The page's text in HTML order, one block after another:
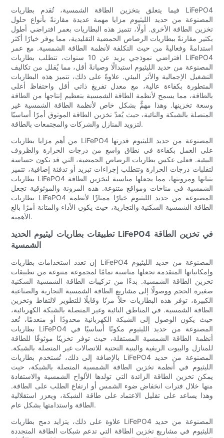
فيما يتعلق بتخزين الطاقة الشمسية، تُقدم بطاريات LiFePO4
المصنوعة من حديد الليثيوم مزايا مهمة عديدة مقارنةً بأنواع حلول
تخزين الطاقة الأخرى. أولًا، تتميز هذه البطاريات بعمر افتراضي أطول
بكثير مقارنةً ببطاريات الرصاص الحمضية التقليدية، مما يوفر خيارًا أكثر
استدامةً وفعاليةً من حيث التكلفة لأنظمة الطاقة الشمسية. مع عمر
افتراضي نموذجي يزيد عن 10 سنوات، تتطلب بطاريات LiFePO4
المصنوعة من حديد الليثيوم استبدالًا وصيانةً أقل، مما يُقلل من تكاليف
التشغيل الإجمالية والأثر البيئي. علاوةً على ذلك، تتميز هذه البطاريات
المتطورة بكفاءة عالية، مع معدل تفريغ ذاتي أقل واحتفاظ أعلى
بالطاقة، مما يسمح لأنظمة الطاقة الشمسية بتعظيم إنتاجها من الطاقة
وسعة تخزينها. وهذا مهمٌّ بشكل خاص لأنظمة الطاقة الشمسية غير
المتصلة بالشبكة والنائية، حيث يُعدّ تخزين الطاقة الموثوق أمرًا أساسيًا
لتزويد المنازل والشركات والمجتمعات بالطاقة.
من أهم مزايا بطاريات LiFePO4 المصنوعة من حديد الليثيوم قدرتها
على العمل بكفاءة في نطاق واسع من درجات الحرارة والظروف
البيئية. فعلى عكس بطاريات الرصاص الحمضية، التي قد تكون حساسة
لتقلبات درجات الحرارة وتتطلب إجراءات تبريد أو تدفئة إضافية، تتميز
بطاريات LiFePO4 بثباتها ومرونتها، مما يجعلها مناسبة لتخزين الطاقة
الشمسية في مناخات ومواقع متنوعة. هذه المرونة والموثوقية تجعل
بطاريات LiFePO4 المصنوعة من حديد الليثيوم خيارًا ممتازًا لأنظمة
الطاقة الشمسية السكنية والتجارية، حيث يكون الأداء والمتانة أمرًا بالغ
الأهمية.
تطبيقات بطاريات ليثيوم الحديد LiFePO4 في تخزين الطاقة
الشمسية
إن تعدد استخدامات بطاريات LiFePO4 المصنوعة من حديد الليثيوم
وإمكانياتها المتقدمة تجعلها مناسبة تمامًا لمجموعة متنوعة من تطبيقات
تخزين الطاقة الشمسية. بدءًا من تركيبات الطاقة الشمسية السكنية
صغيرة الحجم ووصولًا إلى مشاريع الطاقة الشمسية التجارية والصناعية
الكبيرة، توفر هذه البطاريات حلاً مرنًا وقابلًا للتطوير لالتقاط وتخزين
الطاقة الشمسية. في المناطق النائية وغير المتصلة بالشبكة الكهربائية،
حيث يكون الوصول إلى الشبكة الكهربائية محدودًا أو منعدمًا، تُعد
بطاريات LiFePO4 المصنوعة من حديد الليثيوم مكونًا أساسيًا في
أنظمة الطاقة الشمسية المستقلة، حيث توفر تخزينًا موثوقًا للطاقة
للمنازل والبيوت الريفية والبنية التحتية للاتصالات غير المتصلة بالشبكة.
بالإضافة إلى ذلك، تُستخدم بطاريات LiFePO4 المصنوعة من حديد
الليثيوم في أنظمة تخزين الطاقة الشمسية المتصلة بالشبكة، حيث
يمكن تخزين الطاقة الزائدة التي تولدها الألواح الشمسية والاستفادة
منها خلال فترات انخفاض ضوء الشمس أو ارتفاع الطلب على الطاقة.
وهذا يساعد على تقليل الاعتماد على طاقة الشبكة، ويعزز استقلالية
الطاقة واستدامتها بشكل عام.
علاوة على ذلك، يتزايد دمج بطاريات LiFePO4 المصنوعة من حديد
الليثيوم في مشاريع تخزين الطاقة التي تدعم شبكات الطاقة المتجددة